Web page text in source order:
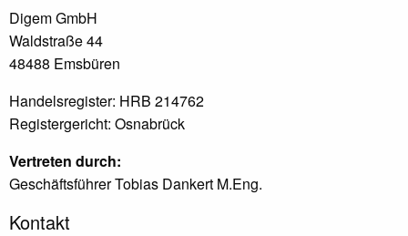
Digem GmbH
Waldstraße 44
48488 Emsbüren
Handelsregister: HRB 214762
Registergericht: Osnabrück
Vertreten durch:
Geschäftsführer Tobias Dankert M.Eng.
Kontakt